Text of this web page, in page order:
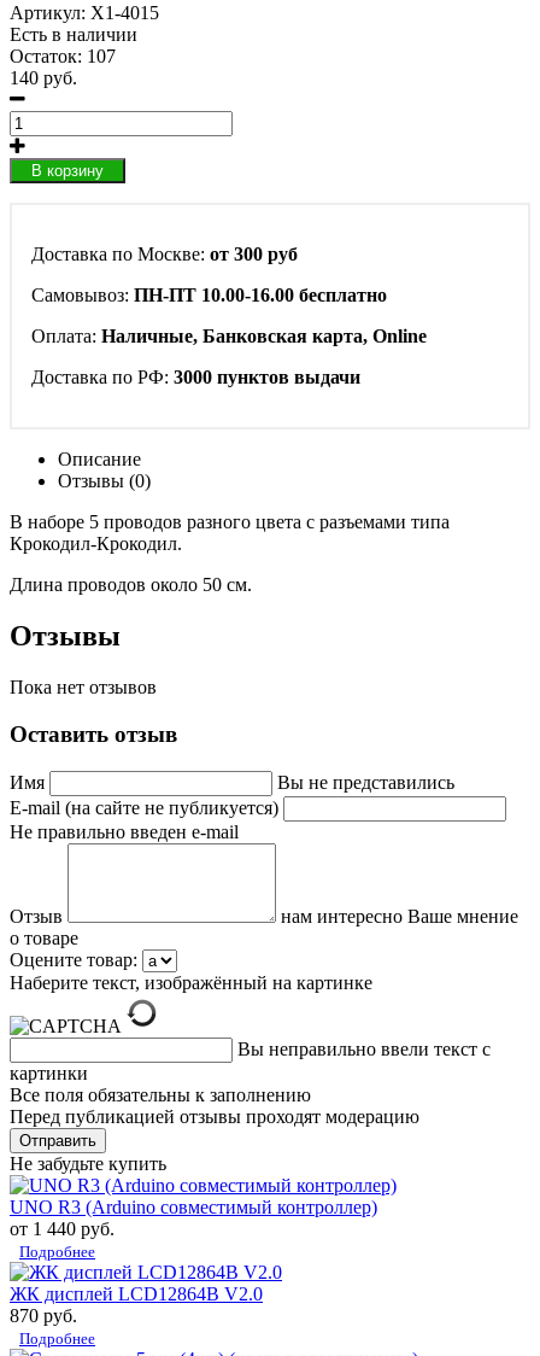
Артикул: X1-4015
Есть в наличии
Остаток: 107
140 руб.
В корзину
Доставка по Москве: от 300 руб
Самовывоз: ПН-ПТ 10.00-16.00 бесплатно
Оплата: Наличные, Банковская карта, Online
Доставка по РФ: 3000 пунктов выдачи
Описание
Отзывы (0)
В наборе 5 проводов разного цвета с разъемами типа
Крокодил-Крокодил.
Длина проводов около 50 см.
Отзывы
Пока нет отзывов
Оставить отзыв
Имя
Вы не представились
E-mail (на сайте не публикуется)
Не правильно введен e-mail
Отзыв
нам интересно Ваше мнение
о товаре
Оцените товар:
Наберите текст, изображённый на картинке
Вы неправильно ввели текст с
картинки
Все поля обязательны к заполнению
Перед публикацией отзывы проходят модерацию
Не забудьте купить
UNO R3 (Arduino совместимый контроллер)
от 1 440 руб.
Подробнее
ЖК дисплей LCD12864B V2.0
870 руб.
Подробнее